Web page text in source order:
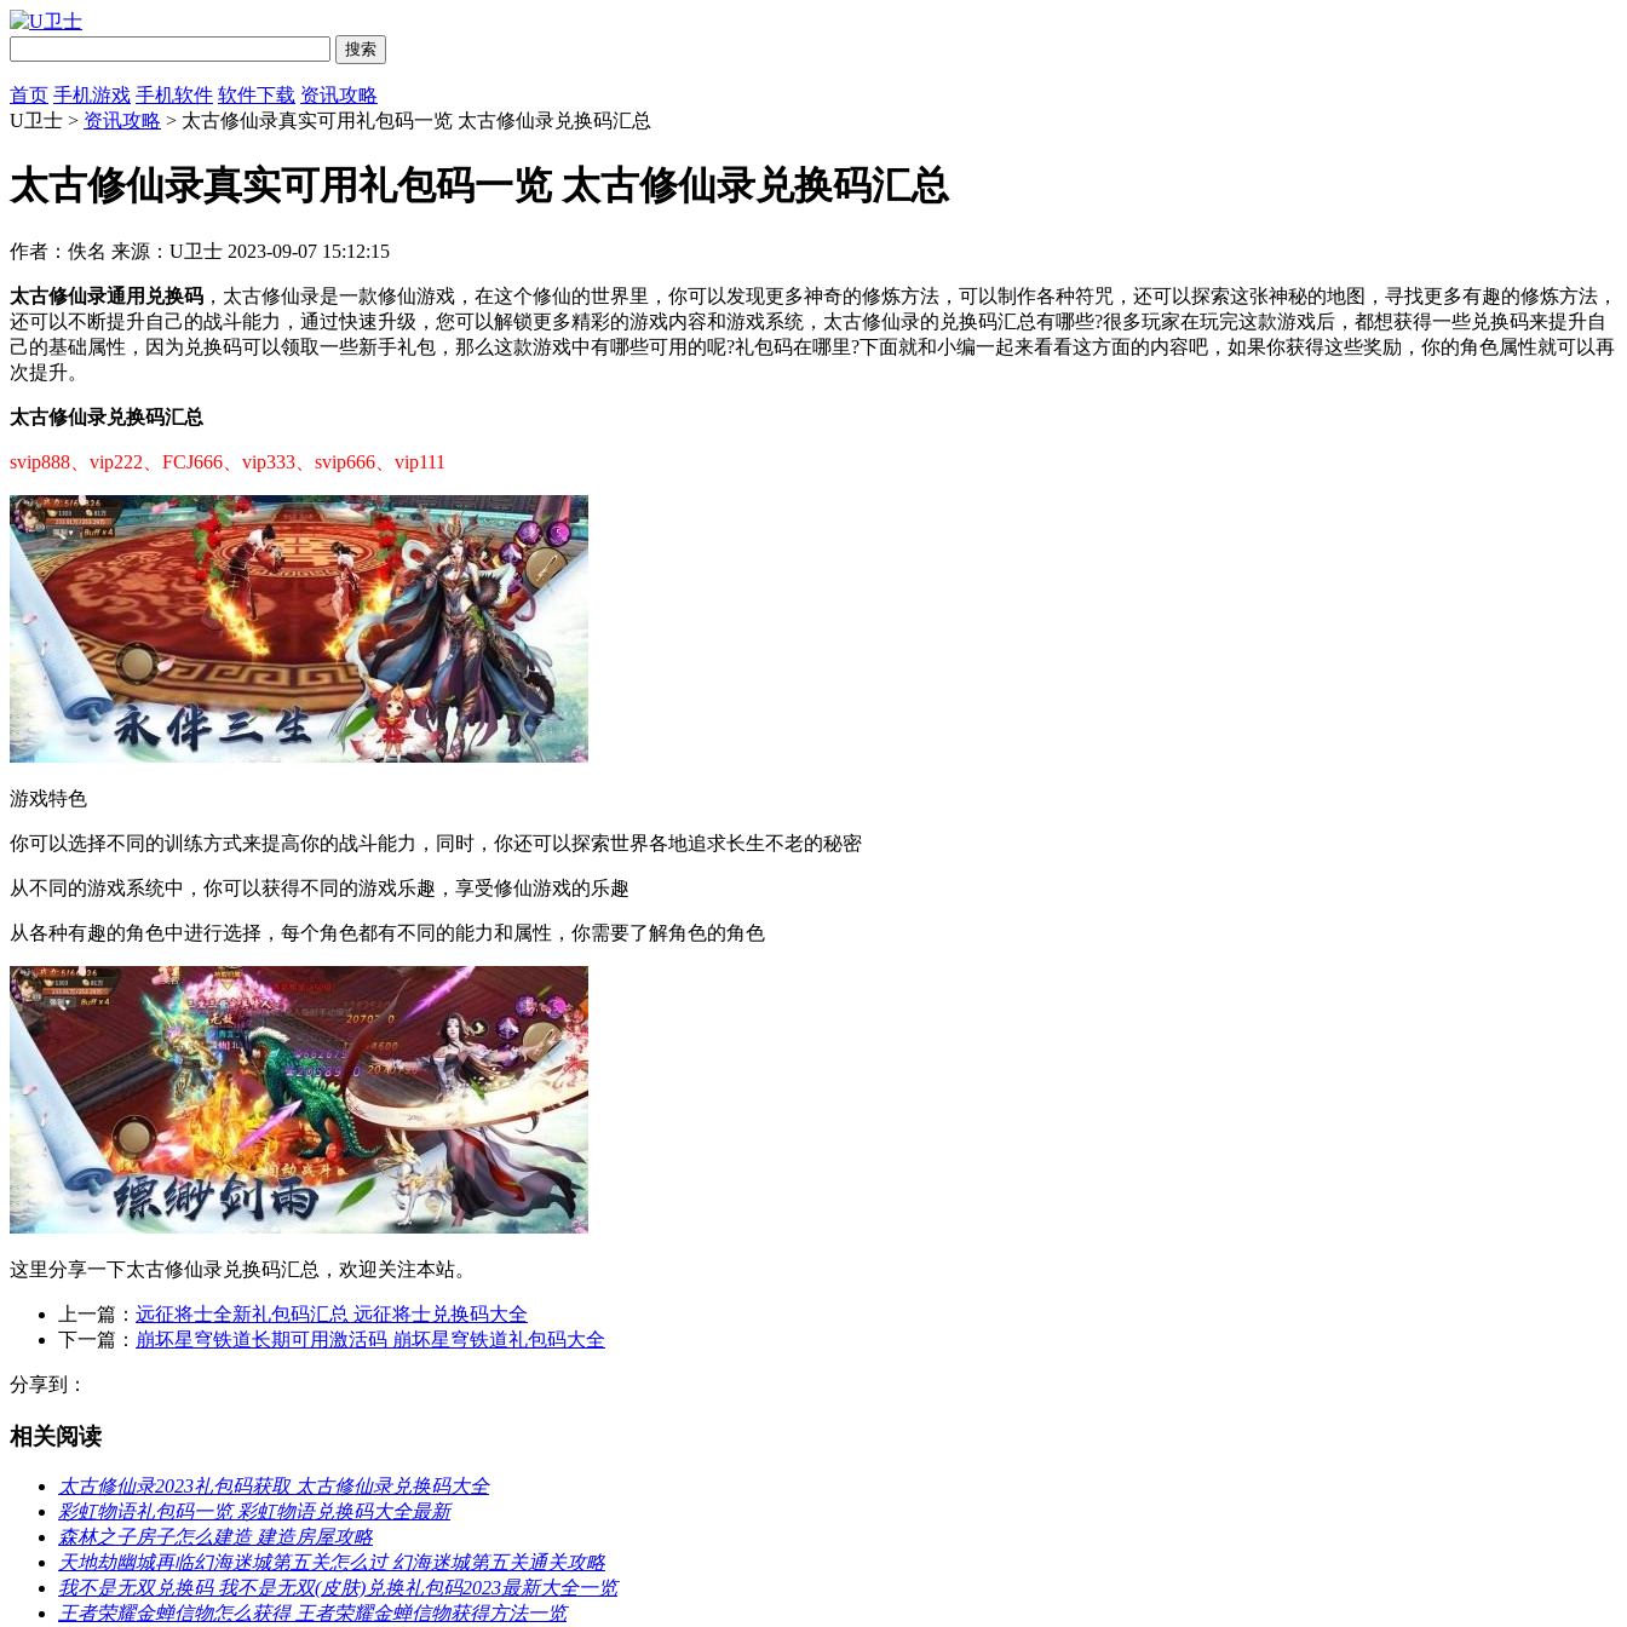
首页 手机游戏 手机软件 软件下载 资讯攻略
U卫士 > 资讯攻略 > 太古修仙录真实可用礼包码一览 太古修仙录兑换码汇总
太古修仙录真实可用礼包码一览 太古修仙录兑换码汇总
作者：佚名 来源：U卫士 2023-09-07 15:12:15
太古修仙录通用兑换码 ，太古修仙录是一款修仙游戏，在这个修仙的世界里，你可以发现更多神奇的修炼方法，可以制作各种符咒，还可以探索这张神秘的地图，寻找更多有趣的修炼方法，
还可以不断提升自己的战斗能力，通过快速升级，您可以解锁更多精彩的游戏内容和游戏系统，太古修仙录的兑换码汇总有哪些?很多玩家在玩完这款游戏后，都想获得一些兑换码来提升自
己的基础属性，因为兑换码可以领取一些新手礼包，那么这款游戏中有哪些可用的呢?礼包码在哪里?下面就和小编一起来看看这方面的内容吧，如果你获得这些奖励，你的角色属性就可以再
次提升。
太古修仙录兑换码汇总
svip888、vip222、FCJ666、vip333、svip666、vip111
​​​游戏特色
你可以选择不同的训练方式来提高你的战斗能力，同时，你还可以探索世界各地追求长生不老的秘密
从不同的游戏系统中，你可以获得不同的游戏乐趣，享受修仙游戏的乐趣
从各种有趣的角色中进行选择，每个角色都有不同的能力和属性，你需要了解角色的角色
​这里分享一下太古修仙录兑换码汇总，欢迎关注本站。
上一篇： 远征将士全新礼包码汇总 远征将士兑换码大全
下一篇： 崩坏星穹铁道长期可用激活码 崩坏星穹铁道礼包码大全
分享到：
相关阅读
‎太古修仙录2023礼包码获取 太古修仙录兑换码大全‎
彩虹物语礼包码一览 彩虹物语兑换码大全最新
森林之子房子怎么建造 建造房屋攻略
天地劫幽城再临幻海迷城第五关怎么过 幻海迷城第五关通关攻略
我不是无双兑换码 我不是无双(皮肤)兑换礼包码2023最新大全一览
王者荣耀金蝉信物怎么获得 王者荣耀金蝉信物获得方法一览